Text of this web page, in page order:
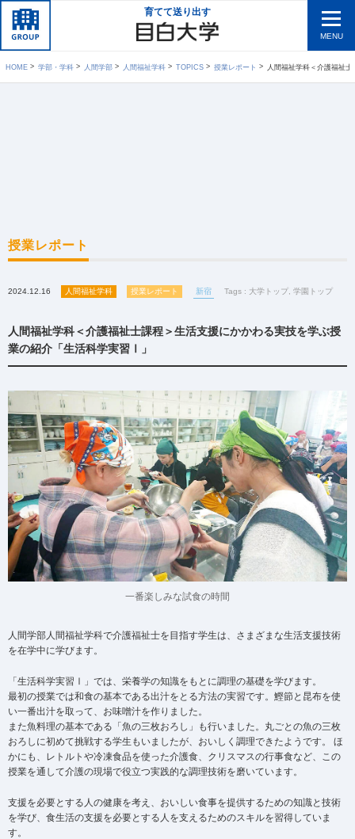
育てて送り出す
MENU
HOME 学部・学科 人間学部 人間福祉学科 TOPICS 授業レポート 人間福祉学科＜介護福祉士課程＞生
授業レポート
2024.12.16 人間福祉学科 授業レポート 新宿 Tags : 大学トップ 学園トップ
人間福祉学科＜介護福祉士課程＞生活支援にかかわる実技を学ぶ授
業の紹介「生活科学実習Ⅰ」
一番楽しみな試食の時間
人間学部人間福祉学科で介護福祉士を目指す学生は、さまざまな生活支援技術
を在学中に学びます。
「生活科学実習Ⅰ」では、栄養学の知識をもとに調理の基礎を学びます。
最初の授業では和食の基本である出汁をとる方法の実習です。鰹節と昆布を使
い一番出汁を取って、お味噌汁を作りました。
また魚料理の基本である「魚の三枚おろし」も行いました。丸ごとの魚の三枚
おろしに初めて挑戦する学生もいましたが、おいしく調理できたようです。 ほ
かにも、レトルトや冷凍食品を使った介護食、クリスマスの行事食など、この
授業を通して介護の現場で役立つ実践的な調理技術を磨いています。
支援を必要とする人の健康を考え、おいしい食事を提供するための知識と技術
を学び、食生活の支援を必要とする人を支えるためのスキルを習得していま
す。